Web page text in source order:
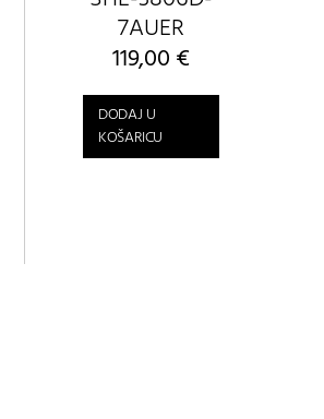
7AUER
119,00 €
DODAJ U
KOŠARICU